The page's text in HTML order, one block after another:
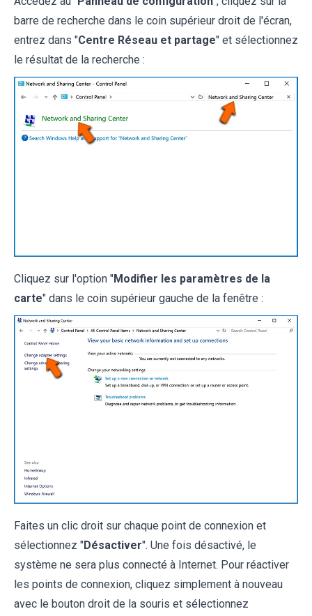
barre de recherche dans le coin supérieur droit de l'écran,
entrez dans "Centre Réseau et partage" et sélectionnez
le résultat de la recherche :
Cliquez sur l'option "Modifier les paramètres de la
carte" dans le coin supérieur gauche de la fenêtre :
Faites un clic droit sur chaque point de connexion et
sélectionnez "Désactiver". Une fois désactivé, le
système ne sera plus connecté à Internet. Pour réactiver
les points de connexion, cliquez simplement à nouveau
avec le bouton droit de la souris et sélectionnez